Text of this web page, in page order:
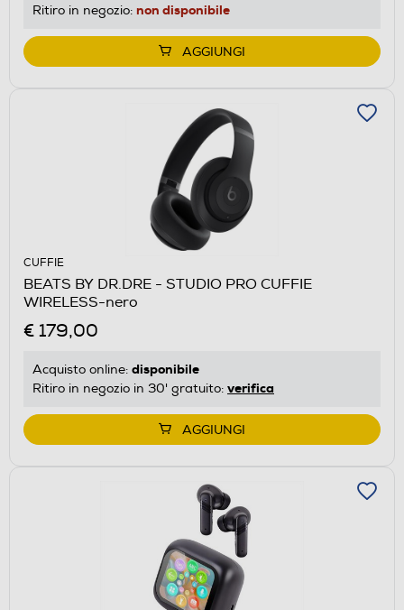
Ritiro in negozio: non disponibile
AGGIUNGI
CUFFIE
BEATS BY DR.DRE - STUDIO PRO CUFFIE
WIRELESS-nero
€ 179,00
Acquisto online: disponibile
Ritiro in negozio in 30' gratuito: verifica
AGGIUNGI